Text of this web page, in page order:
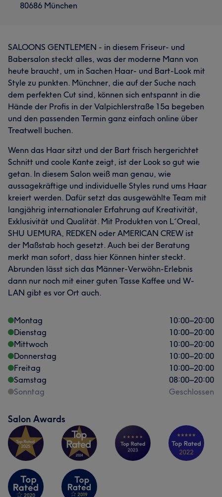
80686 München
SALOONS GENTLEMEN - in diesem Friseur- und
Babersalon steckt alles, was der moderne Mann von
heute braucht, um in Sachen Haar- und Bart-Look mit
Style zu punkten. Münchner, die auf der Suche nach
dem perfekten Cut sind, können sich entspannt in die
Hände der Profis in der Valpichlerstraße 15a begeben
und den passenden Termin ganz einfach online über
Treatwell buchen.
Wenn das Haar sitzt und der Bart frisch hergerichtet
Schnitt und coole Kante zeigt, ist der Look so gut wie
getan. In diesem Salon weiß man genau, wie
aussagekräftige und individuelle Styles rund ums Haar
kreiert werden. Dafür setzt das ausgewählte Team mit
langjährig internationaler Erfahrung auf Kreativität,
Exklusivität und Qualität. Mit Produkten von L´Oreal,
SHU UEMURA, REDKEN oder AMERICAN CREW ist
der Maßstab hoch gesetzt. Auch bei der Beratung
merkt man sofort, dass hier Können hinter steckt.
Abrunden lässt sich das Männer-Verwöhn-Erlebnis
dann nur noch mit einer guten Tasse Kaffee und W-
LAN gibt es vor Ort auch.
Montag 10:00–20:00
Dienstag
10:00–20:00
Mittwoch
10:00–20:00
Donnerstag
10:00–20:00
Freitag
10:00–20:00
Samstag
08:00–20:00
Sonntag
Geschlossen
Salon Awards